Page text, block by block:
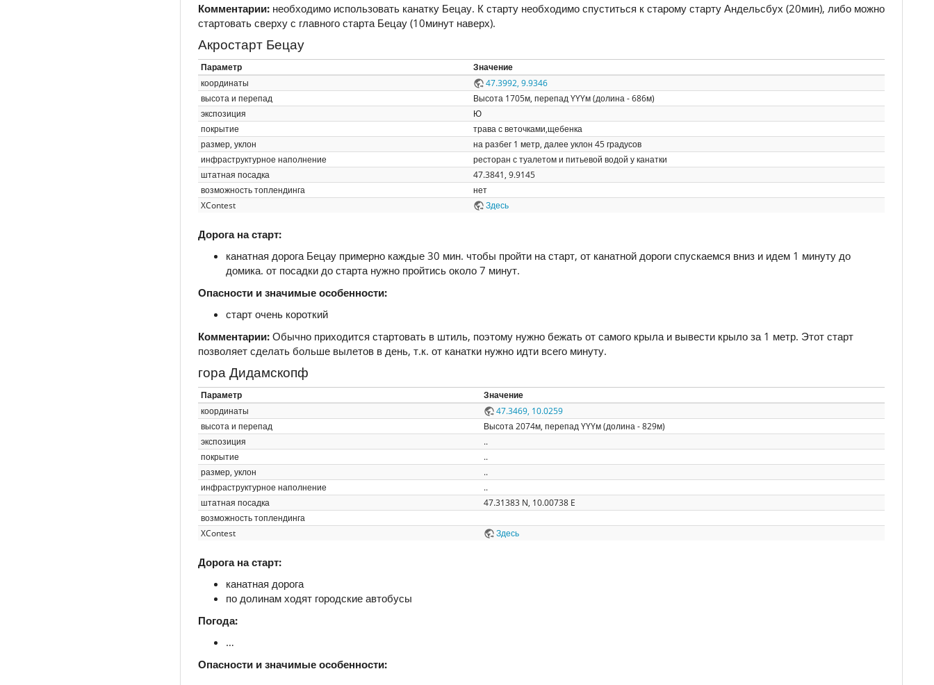
Комментарии: необходимо использовать канатку Бецау. К старту необходимо спуститься к старому старту Андельсбух (20мин), либо можно
стартовать сверху с главного старта Бецау (10минут наверх).
Акростарт Бецау
Параметр
Значение
координаты
47.3992, 9.9346
высота и перепад
Высота 1705м, перепад YYYм (долина - 686м)
экспозиция
Ю
покрытие
трава с веточками,щебенка
размер, уклон
на разбег 1 метр, далее уклон 45 градусов
инфраструктурное наполнение
ресторан с туалетом и питьевой водой у канатки
штатная посадка
47.3841, 9.9145
возможность топлендинга
нет
XContest
Здесь
Дорога на старт:
канатная дорога Бецау примерно каждые 30 мин. чтобы пройти на старт, от канатной дороги спускаемся вниз и идем 1 минуту до
домика. от посадки до старта нужно пройтись около 7 минут.
Опасности и значимые особенности:
старт очень короткий
Комментарии: Обычно приходится стартовать в штиль, поэтому нужно бежать от самого крыла и вывести крыло за 1 метр. Этот старт
позволяет сделать больше вылетов в день, т.к. от канатки нужно идти всего минуту.
гора Дидамскопф
Параметр
Значение
координаты
47.3469, 10.0259
высота и перепад
Высота 2074м, перепад YYYм (долина - 829м)
экспозиция
..
покрытие
..
размер, уклон
..
инфраструктурное наполнение
..
штатная посадка
47.31383 N, 10.00738 E
возможность топлендинга
XContest
Здесь
Дорога на старт:
канатная дорога
по долинам ходят городские автобусы
Погода:
…
Опасности и значимые особенности: